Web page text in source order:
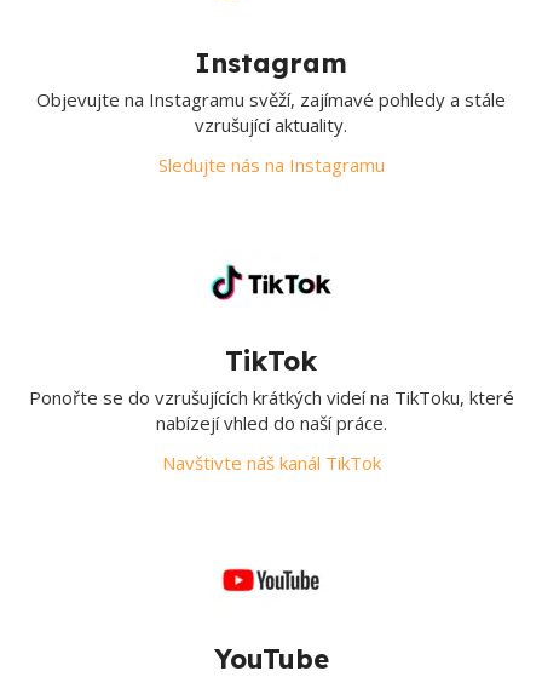
Instagram
Objevujte na Instagramu svěží, zajímavé pohledy a stále
vzrušující aktuality.
Sledujte nás na Instagramu
TikTok
Ponořte se do vzrušujících krátkých videí na TikToku, které
nabízejí vhled do naší práce.
Navštivte náš kanál TikTok
YouTube